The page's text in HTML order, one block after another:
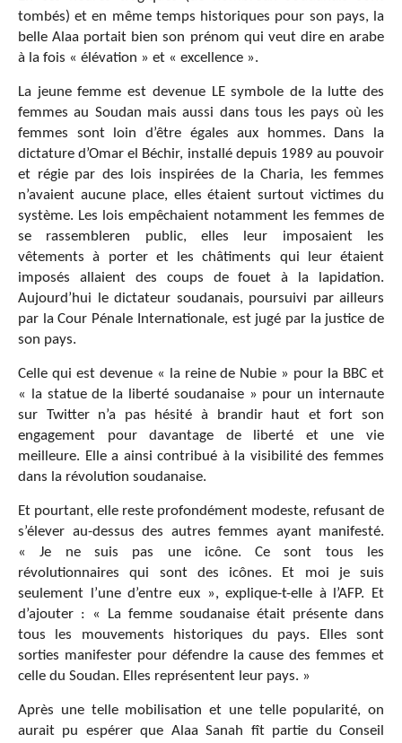
tombés) et en même temps historiques pour son pays, la
belle Alaa portait bien son prénom qui veut dire en arabe
à la fois « élévation » et « excellence ».
La jeune femme est devenue LE symbole de la lutte des
femmes au Soudan mais aussi dans tous les pays où les
femmes sont loin d’être égales aux hommes. Dans la
dictature d’Omar el Béchir, installé depuis 1989 au pouvoir
et régie par des lois inspirées de la Charia, les femmes
n’avaient aucune place, elles étaient surtout victimes du
système. Les lois empêchaient notamment les femmes de
se rassembleren public, elles leur imposaient les
vêtements à porter et les châtiments qui leur étaient
imposés allaient des coups de fouet à la lapidation.
Aujourd’hui le dictateur soudanais, poursuivi par ailleurs
par la Cour Pénale Internationale, est jugé par la justice de
son pays.
Celle qui est devenue « la reine de Nubie » pour la BBC et
« la statue de la liberté soudanaise » pour un internaute
sur Twitter n’a pas hésité à brandir haut et fort son
engagement pour davantage de liberté et une vie
meilleure. Elle a ainsi contribué à la visibilité des femmes
dans la révolution soudanaise.
Et pourtant, elle reste profondément modeste, refusant de
s’élever au-dessus des autres femmes ayant manifesté.
« Je ne suis pas une icône. Ce sont tous les
révolutionnaires qui sont des icônes. Et moi je suis
seulement l’une d’entre eux », explique-t-elle à l’AFP. Et
d’ajouter : « La femme soudanaise était présente dans
tous les mouvements historiques du pays. Elles sont
sorties manifester pour défendre la cause des femmes et
celle du Soudan. Elles représentent leur pays. »
Après une telle mobilisation et une telle popularité, on
aurait pu espérer que Alaa Sanah fît partie du Conseil